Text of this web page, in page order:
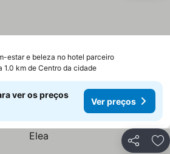
estar e beleza no hotel parceiro
1.0 km de Centro da cidade
ver os preços
Ver preços
Partilhar